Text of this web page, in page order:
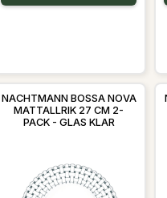
NACHTMANN BOSSA NOVA
MATTALLRIK 27 CM 2-
PACK - GLAS KLAR